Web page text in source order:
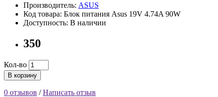
Производитель: ASUS
Код товара: Блок питания Asus 19V 4.74A 90W
Доступность: В наличии
350
Кол-во
В корзину
0 отзывов /Написать отзыв